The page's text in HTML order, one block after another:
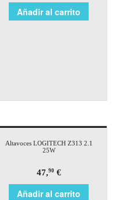
Añadir al carrito
Altavoces LOGITECH Z313 2.1
25W
47,90€
Añadir al carrito